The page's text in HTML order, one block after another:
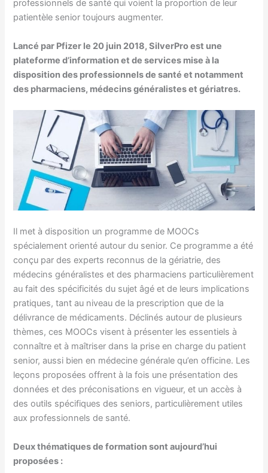
professionnels de santé qui voient la proportion de leur
patientèle senior toujours augmenter.
Lancé par Pfizer le 20 juin 2018, SilverPro est une
plateforme d’information et de services mise à la
disposition des professionnels de santé et notamment
des pharmaciens, médecins généralistes et gériatres.
Il met à disposition un programme de MOOCs
spécialement orienté autour du senior. Ce programme a été
conçu par des experts reconnus de la gériatrie, des
médecins généralistes et des pharmaciens particulièrement
au fait des spécificités du sujet âgé et de leurs implications
pratiques, tant au niveau de la prescription que de la
délivrance de médicaments. Déclinés autour de plusieurs
thèmes, ces MOOCs visent à présenter les essentiels à
connaître et à maîtriser dans la prise en charge du patient
senior, aussi bien en médecine générale qu’en officine. Les
leçons proposées offrent à la fois une présentation des
données et des préconisations en vigueur, et un accès à
des outils spécifiques des seniors, particulièrement utiles
aux professionnels de santé.
Deux thématiques de formation sont aujourd’hui
proposées :